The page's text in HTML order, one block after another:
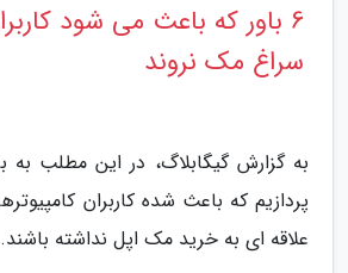
6 باور که باعث می شود
سراغ مک نروند
پردازیم که باعث شده کاربران
علاقه ای به خرید مک اپل نداشته باشند.